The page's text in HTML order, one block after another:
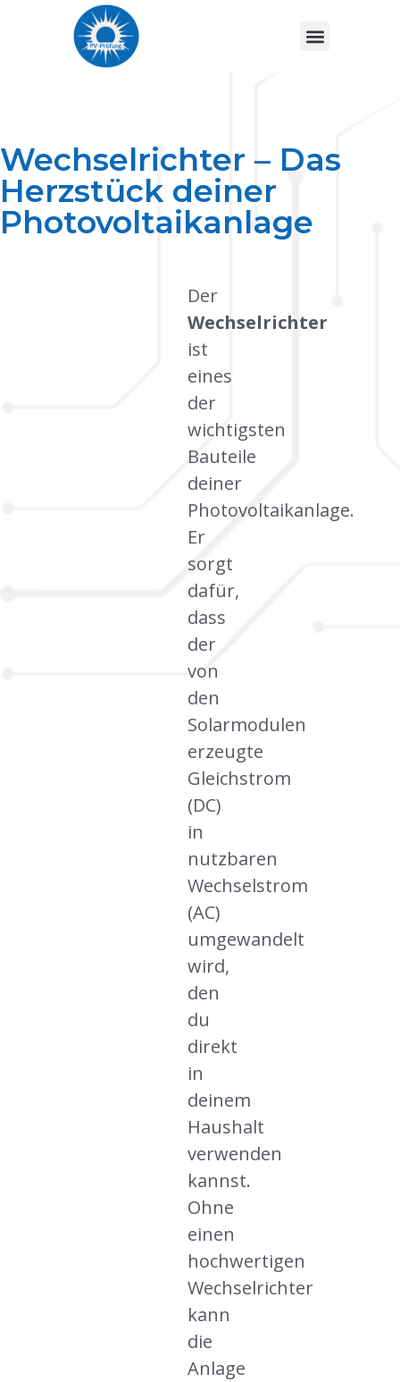
Wechselrichter – Das
Herzstück deiner
Photovoltaikanlage
Der
Wechselrichter
ist
eines
der
wichtigsten
Bauteile
deiner
Photovoltaikanlage.
Er
sorgt
dafür,
dass
der
von
den
Solarmodulen
erzeugte
Gleichstrom
(DC)
in
nutzbaren
Wechselstrom
(AC)
umgewandelt
wird,
den
du
direkt
in
deinem
Haushalt
verwenden
kannst.
Ohne
einen
hochwertigen
Wechselrichter
kann
die
Anlage